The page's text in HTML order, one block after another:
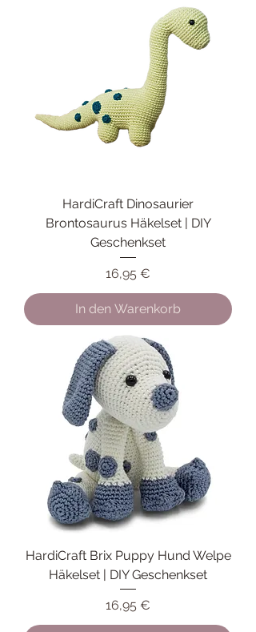
HardiCraft Dinosaurier
Brontosaurus Häkelset | DIY
Geschenkset
Preis
16,95 €
In den Warenkorb
HardiCraft Brix Puppy Hund Welpe
Häkelset | DIY Geschenkset
Preis
16,95 €